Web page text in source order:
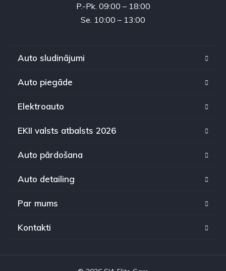
P.-Pk. 09:00 – 18:00
Se. 10:00 – 13:00
Auto sludinājumi
Auto piegāde
Elektroauto
EKII valsts atbalsts 2026
Auto pārdošana
Auto detailing
Par mums
Kontakti